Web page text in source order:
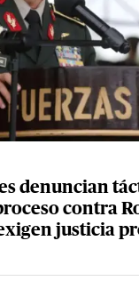
denuncian
contra
justicia